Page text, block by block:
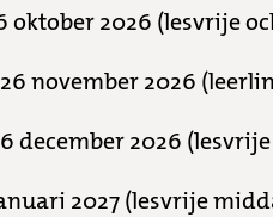
oktober 2026 (lesvrije
november 2026
december 2026
2027 (lesvrije